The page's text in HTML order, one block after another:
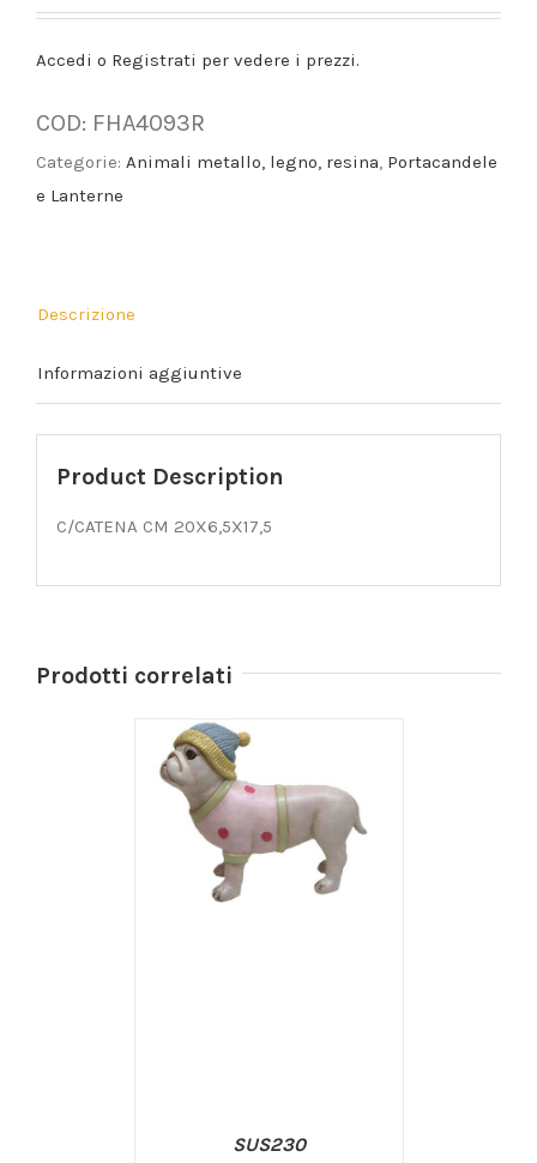
Accedi o Registrati per vedere i prezzi.
COD: FHA4093R
Categorie: Animali metallo, legno, resina, Portacandele
e Lanterne
Descrizione
Informazioni aggiuntive
Product Description
C/CATENA CM 20X6,5X17,5
Prodotti correlati
SUS230